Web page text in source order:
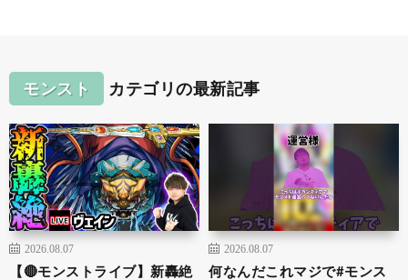
モンスト カテゴリの最新記事
2026.08.07
【🔴モンストライブ】新轟絶
2026.08.07
何なんだこれマジで#モンス